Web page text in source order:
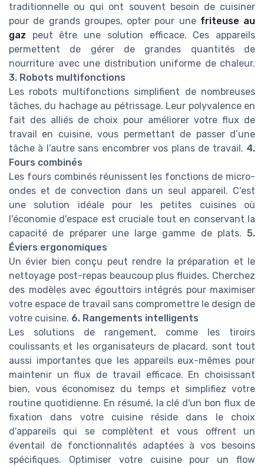
traditionnelle ou qui ont souvent besoin de cuisiner
pour de grands groupes, opter pour une friteuse au
gaz peut être une solution efficace. Ces appareils
permettent de gérer de grandes quantités de
nourriture avec une distribution uniforme de chaleur.
3. Robots multifonctions
Les robots multifonctions simplifient de nombreuses
tâches, du hachage au pétrissage. Leur polyvalence en
fait des alliés de choix pour améliorer votre flux de
travail en cuisine, vous permettant de passer d’une
tâche à l’autre sans encombrer vos plans de travail. 4.
Fours combinés
Les fours combinés réunissent les fonctions de micro-
ondes et de convection dans un seul appareil. C'est
une solution idéale pour les petites cuisines où
l'économie d'espace est cruciale tout en conservant la
capacité de préparer une large gamme de plats. 5.
Éviers ergonomiques
Un évier bien conçu peut rendre la préparation et le
nettoyage post-repas beaucoup plus fluides. Cherchez
des modèles avec égouttoirs intégrés pour maximiser
votre espace de travail sans compromettre le design de
votre cuisine. 6. Rangements intelligents
Les solutions de rangement, comme les tiroirs
coulissants et les organisateurs de placard, sont tout
aussi importantes que les appareils eux-mêmes pour
maintenir un flux de travail efficace. En choisissant
bien, vous économisez du temps et simplifiez votre
routine quotidienne. En résumé, la clé d'un bon flux de
fixation dans votre cuisine réside dans le choix
d'appareils qui se complètent et vous offrent un
éventail de fonctionnalités adaptées à vos besoins
spécifiques. Optimiser votre cuisine pour un flow